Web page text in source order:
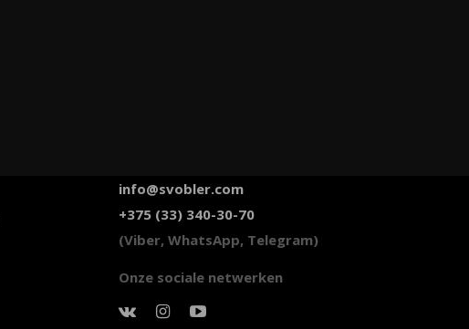
info@svobler.com
+375 (33) 340-30-70
(Viber, WhatsApp, Telegram)
Onze sociale netwerken